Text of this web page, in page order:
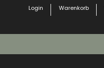
Login Warenkorb